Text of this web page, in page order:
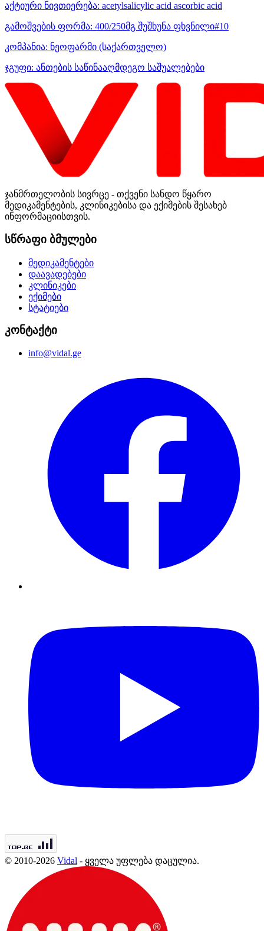
აქტიური ნივთიერება: acetylsalicylic acid ascorbic acid
გამოშვების ფორმა: 400/250მგ შუშხუნა ფხვნილი#10
კომპანია: ნეოფარმი (საქართველო)
ჯგუფი: ანთების საწინააღმდეგო საშუალებები
ჯანმრთელობის სივრცე - თქვენი სანდო წყარო
მედიკამენტების, კლინიკებისა და ექიმების შესახებ
ინფორმაციისთვის.
სწრაფი ბმულები
მედიკამენტები
დაავადებები
კლინიკები
ექიმები
სტატიები
კონტაქტი
info@vidal.ge
© 2010-2026 Vidal - ყველა უფლება დაცულია.